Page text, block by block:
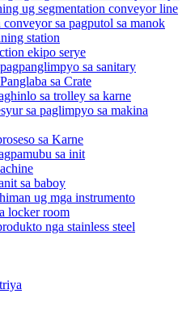
ug segmentation conveyor line
sa pagputol sa manok
station
ekipo serye
sa sanitary
sa Crate
sa trolley sa karne
sa paglimpyo sa makina
sa Karne
sa init
sa baboy
ug mga instrumento
locker room
nga stainless steel